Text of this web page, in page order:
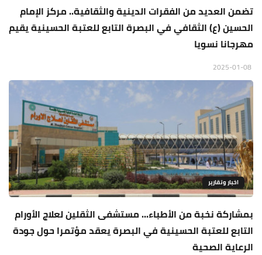
تضمن العديد من الفقرات الدينية والثقافية.. مركز الإمام
الحسين (ع) الثقافي في البصرة التابع للعتبة الحسينية يقيم
مهرجانا نسويا
اخبار وتقارير
بمشاركة نخبة من الأطباء... مستشفى الثقلين لعلاج الأورام
التابع للعتبة الحسينية في البصرة يعقد مؤتمرا حول جودة
الرعاية الصحية